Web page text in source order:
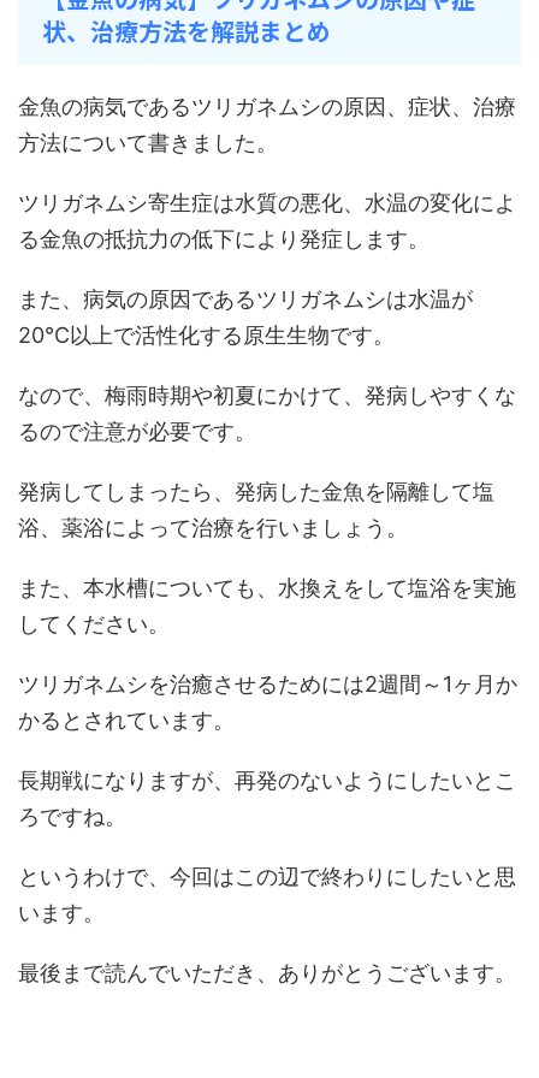
状、治療方法を解説まとめ
金魚の病気であるツリガネムシの原因、症状、治療
方法について書きました。
ツリガネムシ寄生症は水質の悪化、水温の変化によ
る金魚の抵抗力の低下により発症します。
また、病気の原因であるツリガネムシは水温が
20℃以上で活性化する原生生物です。
なので、梅雨時期や初夏にかけて、発病しやすくな
るので注意が必要です。
発病してしまったら、発病した金魚を隔離して塩
浴、薬浴によって治療を行いましょう。
また、本水槽についても、水換えをして塩浴を実施
してください。
ツリガネムシを治癒させるためには2週間～1ヶ月か
かるとされています。
長期戦になりますが、再発のないようにしたいとこ
ろですね。
というわけで、今回はこの辺で終わりにしたいと思
います。
最後まで読んでいただき、ありがとうございます。